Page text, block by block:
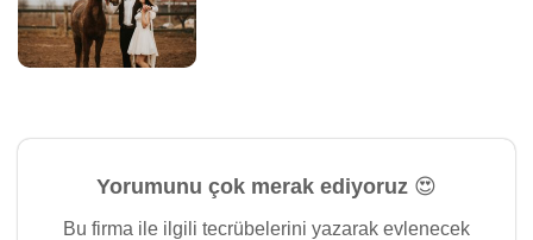
Yorumunu çok merak ediyoruz 😍
Bu firma ile ilgili tecrübelerini yazarak evlenecek